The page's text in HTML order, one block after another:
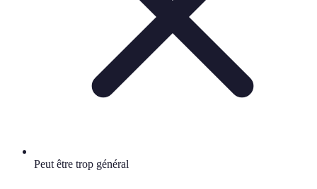
Peut être trop général